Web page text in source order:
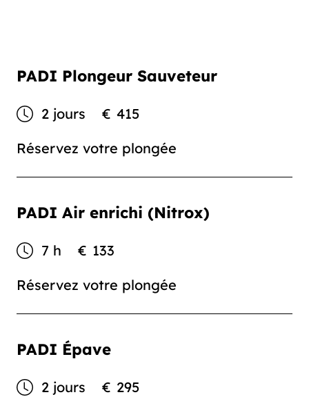
PADI Plongeur Sauveteur
2 jours € 415
Réservez votre plongée
PADI Air enrichi (Nitrox)
7 h € 133
Réservez votre plongée
PADI Épave
2 jours € 295